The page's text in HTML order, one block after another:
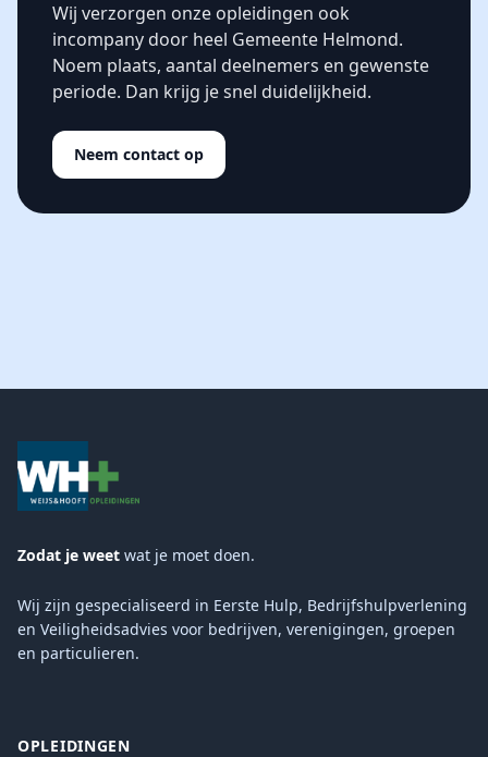
Wij verzorgen onze opleidingen ook
incompany door heel Gemeente Helmond.
Noem plaats, aantal deelnemers en gewenste
periode. Dan krijg je snel duidelijkheid.
Neem contact op
Zodat je weet wat je moet doen.
Wij zijn gespecialiseerd in Eerste Hulp, Bedrijfshulpverlening
en Veiligheidsadvies voor bedrijven, verenigingen, groepen
en particulieren.
OPLEIDINGEN